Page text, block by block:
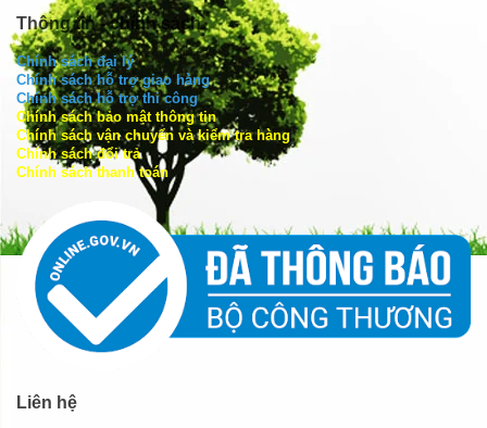
Thông tin - chính sách
Chính sách đại lý
Chính sách hỗ trợ giao hàng
Chính sách hỗ trợ thi công
Chính sách bảo mật thông tin
Chính sách vận chuyển và kiểm tra hàng
Chính sách đổi trả
Chính sách thanh toán
Liên hệ